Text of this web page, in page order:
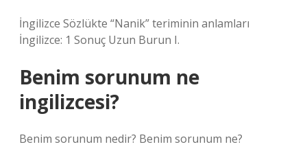
İngilizce Sözlükte “Nanik” teriminin anlamları
İngilizce: 1 Sonuç Uzun Burun I.
Benim sorunum ne
ingilizcesi?
Benim sorunum nedir? Benim sorunum ne?